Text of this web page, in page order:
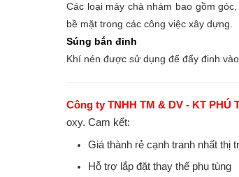
Các loại máy chà nhám bao gồm
bề mặt trong các công việc xây dựng.
Súng bắn đinh
Khí nén được sử dụng để đẩy đinh
Công ty TNHH TM & DV - KT PHÚ
oxy. Cam kết:
Giá thành rẻ cạnh tranh nhất thị
Hỗ trợ lắp đặt thay thế phụ tùng